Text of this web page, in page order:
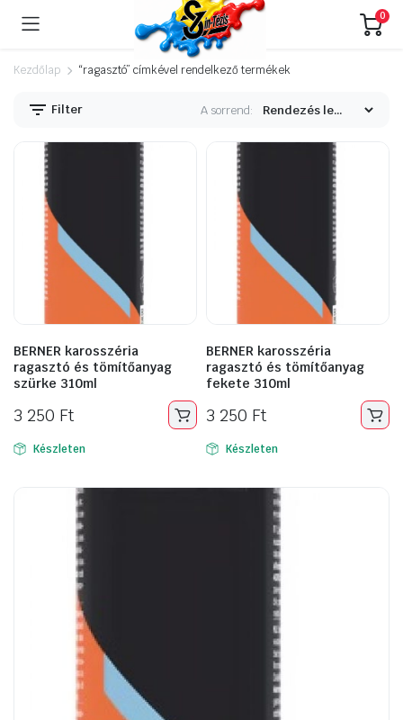
0
Kezdőlap “ragasztó” címkével rendelkező termékek
Filter A sorrend:
BERNER karosszéria
ragasztó és tömítőanyag
szürke 310ml
3 250 Ft
Készleten
BERNER karosszéria
ragasztó és tömítőanyag
fekete 310ml
3 250 Ft
Készleten